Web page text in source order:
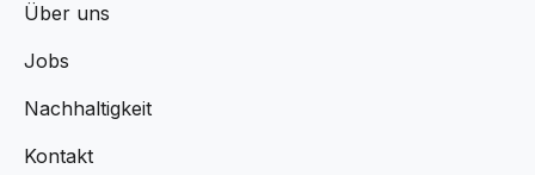
Über uns
Jobs
Nachhaltigkeit
Kontakt